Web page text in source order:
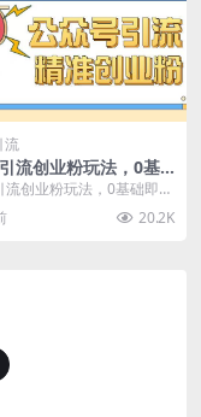
流
流创业粉玩法，0基
松掌握流量
流创业粉玩法，0基础即可
流量 今天给大家带来是一
流创业...
20.2K